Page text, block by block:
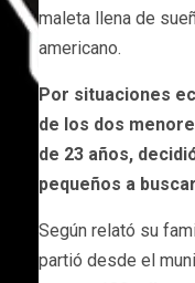
maleta llena de
americano.
Por situaciones
de los dos
de 23 años,
pequeños a
Según relató su
partió desde el